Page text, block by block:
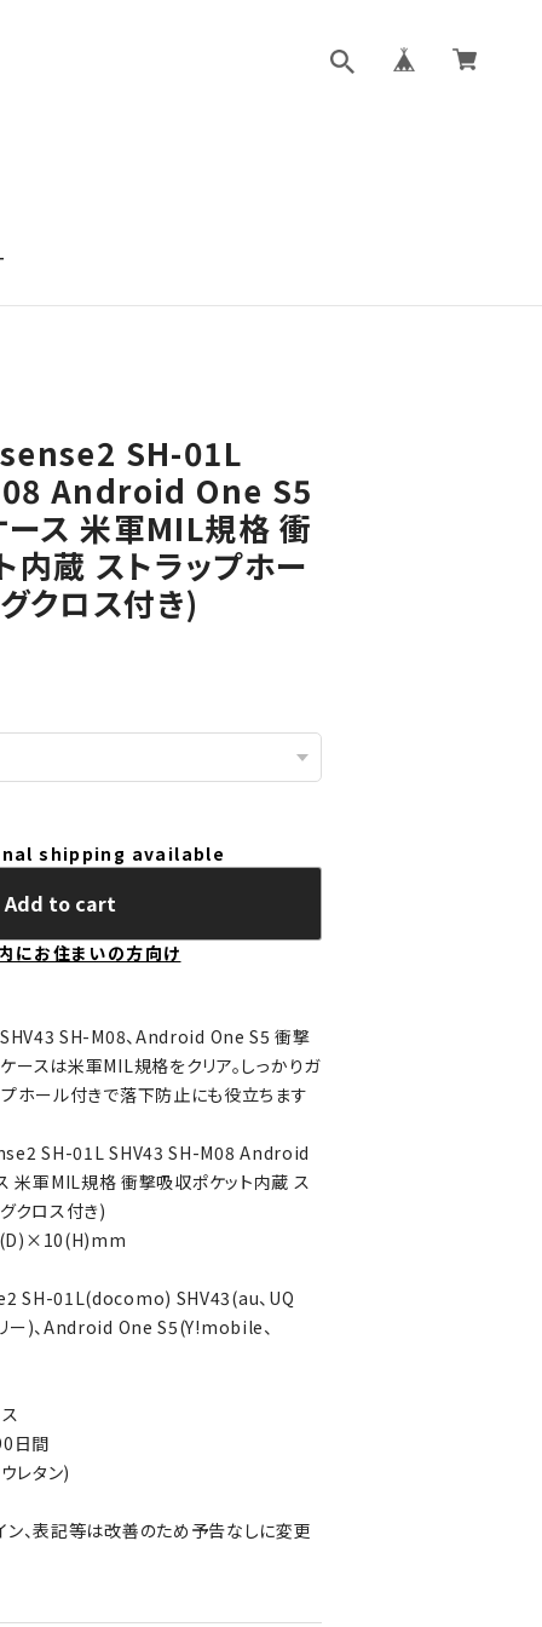
SH-01L
Android One S5
ス 米軍MIL規格 衝
内蔵 ストラップホー
クロス付き)
shipping available
Add to cart
にお住まいの方向け
SH-M08、Android One S5 衝撃
ースは米軍MIL規格をクリア。しっかりガ
プホール付きで落下防止にも役立ちます
SH-01L SHV43 SH-M08 Android
米軍MIL規格 衝撃吸収ポケット内蔵 ス
クロス付き)
SH-01L(docomo) SHV43(au、UQ
ー)、Android One S5(Y!mobile、
日間
レタン)
ン、表記等は改善のため予告なしに変更